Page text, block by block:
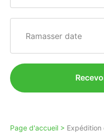
Ramasser date
Page d'accueil > Expédition